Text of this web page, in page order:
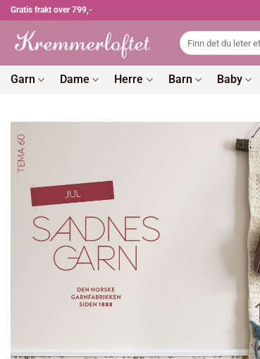
Skip
content
Gratis frakt over 799,-
Søk
etter:
Garn Dame Herre Barn Baby